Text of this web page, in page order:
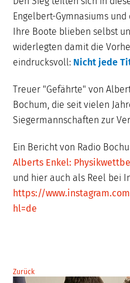
Engelbert-Gymnasiums
Ihre Boote blieben selbst
widerlegten damit die
eindrucksvoll: Nicht jede
Treuer "Gefährte" von
Bochum, die seit vielen
Siegermannschaften zur
Ein Bericht von Radio
Alberts Enkel:
und hier auch als Reel bei
https://
hl=de
Zurück